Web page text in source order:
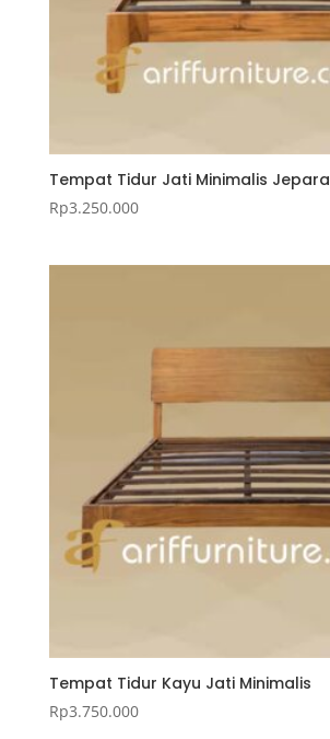
Tempat Tidur Jati Minimalis Jepara
Rp3.250.000
Tempat Tidur Kayu Jati Minimalis
Rp3.750.000